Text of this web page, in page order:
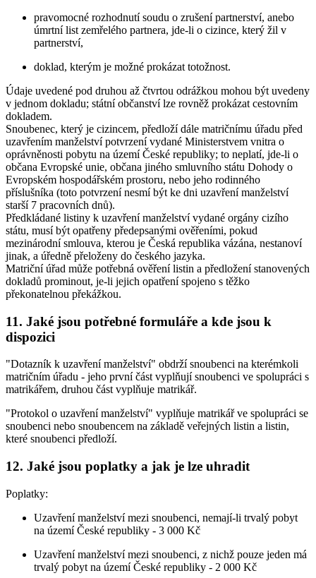
pravomocné rozhodnutí soudu o zrušení partnerství, anebo
úmrtní list zemřelého partnera, jde-li o cizince, který žil v
partnerství,
doklad, kterým je možné prokázat totožnost.
Údaje uvedené pod druhou až čtvrtou odrážkou mohou být uvedeny
v jednom dokladu; státní občanství lze rovněž prokázat cestovním
dokladem.
Snoubenec, který je cizincem, předloží dále matričnímu úřadu před
uzavřením manželství potvrzení vydané Ministerstvem vnitra o
oprávněnosti pobytu na území České republiky; to neplatí, jde-li o
občana Evropské unie, občana jiného smluvního státu Dohody o
Evropském hospodářském prostoru, nebo jeho rodinného
příslušníka (toto potvrzení nesmí být ke dni uzavření manželství
starší 7 pracovních dnů).
Předkládané listiny k uzavření manželství vydané orgány cizího
státu, musí být opatřeny předepsanými ověřeními, pokud
mezinárodní smlouva, kterou je Česká republika vázána, nestanoví
jinak, a úředně přeloženy do českého jazyka.
Matriční úřad může potřebná ověření listin a předložení stanovených
dokladů prominout, je-li jejich opatření spojeno s těžko
překonatelnou překážkou.
11. Jaké jsou potřebné formuláře a kde jsou k
dispozici
"Dotazník k uzavření manželství" obdrží snoubenci na kterémkoli
matričním úřadu - jeho první část vyplňují snoubenci ve spolupráci s
matrikářem, druhou část vyplňuje matrikář.
"Protokol o uzavření manželství" vyplňuje matrikář ve spolupráci se
snoubenci nebo snoubencem na základě veřejných listin a listin,
které snoubenci předloží.
12. Jaké jsou poplatky a jak je lze uhradit
Poplatky:
Uzavření manželství mezi snoubenci, nemají-li trvalý pobyt
na území České republiky - 3 000 Kč
Uzavření manželství mezi snoubenci, z nichž pouze jeden má
trvalý pobyt na území České republiky - 2 000 Kč